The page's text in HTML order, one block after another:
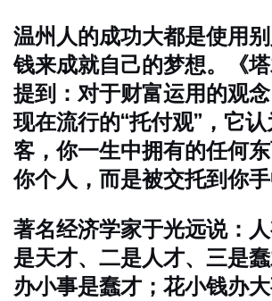
温州人的成功大都是使用
钱来成就自己的梦想。《
提到：对于财富运用的观
现在流行的“托付观”，它
客，你一生中拥有的任何
你个人，而是被交托到你手
著名经济学家于光远说：
是天才、二是人才、三是
办小事是蠢才；花小钱办大